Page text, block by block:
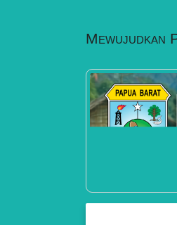
Mewujudkan